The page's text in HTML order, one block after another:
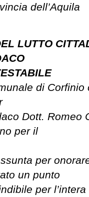
dell’Aquila
LUTTO
di Corfinio
Dott. Romeo
per il
per
un punto
per